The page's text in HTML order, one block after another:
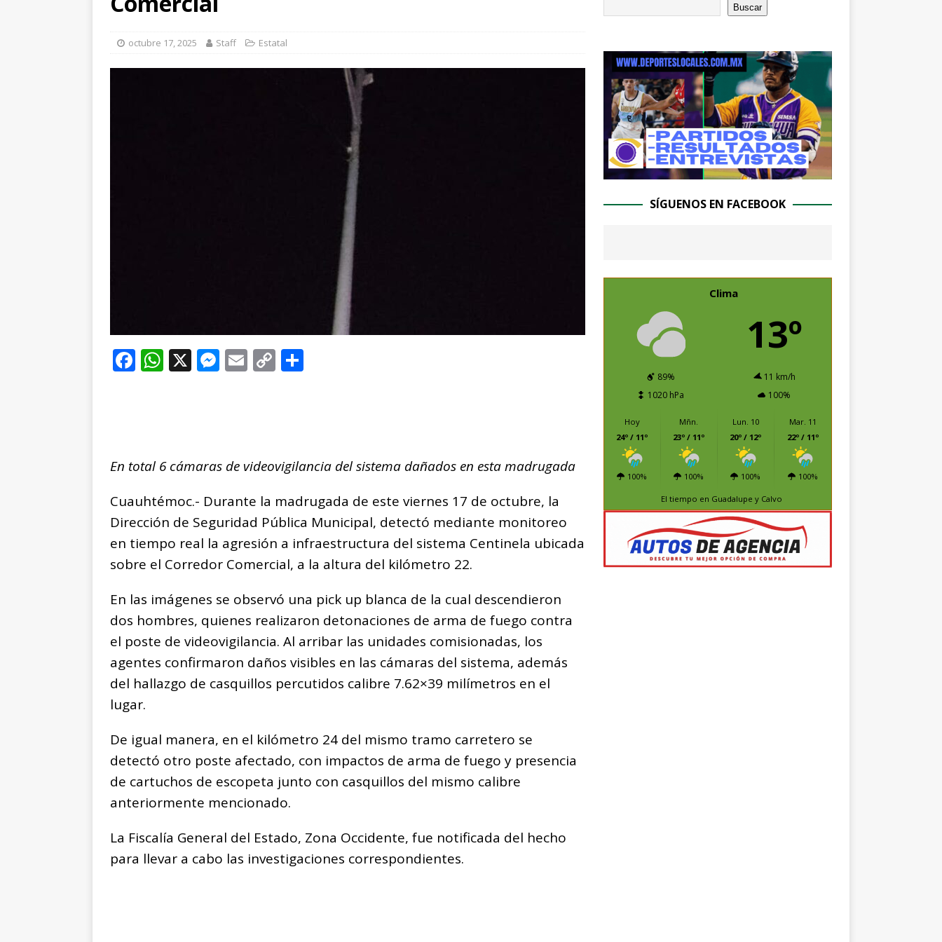
octubre 17, 2025 Staff Estatal
F
o
o
k
W
p
p
X M
g
e
r
E C
n
k
ti
r
En total 6 cámaras de videovigilancia del sistema dañados en esta madrugada
Cuauhtémoc.- Durante la madrugada de este viernes 17 de octubre, la
Dirección de Seguridad Pública Municipal, detectó mediante monitoreo
en tiempo real la agresión a infraestructura del sistema Centinela ubicada
sobre el Corredor Comercial, a la altura del kilómetro 22.
En las imágenes se observó una pick up blanca de la cual descendieron
dos hombres, quienes realizaron detonaciones de arma de fuego contra
el poste de videovigilancia. Al arribar las unidades comisionadas, los
agentes confirmaron daños visibles en las cámaras del sistema, además
del hallazgo de casquillos percutidos calibre 7.62×39 milímetros en el
lugar.
De igual manera, en el kilómetro 24 del mismo tramo carretero se
detectó otro poste afectado, con impactos de arma de fuego y presencia
de cartuchos de escopeta junto con casquillos del mismo calibre
anteriormente mencionado.
La Fiscalía General del Estado, Zona Occidente, fue notificada del hecho
para llevar a cabo las investigaciones correspondientes.
Buscar
SÍGUENOS EN FACEBOOK
Clima
13º
89%
11 km/h
1020 hPa
100%
Hoy
24º / 11º
100%
Mñn.
23º / 11º
100%
Lun. 10
20º / 12º
100%
Mar. 11
22º / 11º
100%
El tiempo en Guadalupe y Calvo